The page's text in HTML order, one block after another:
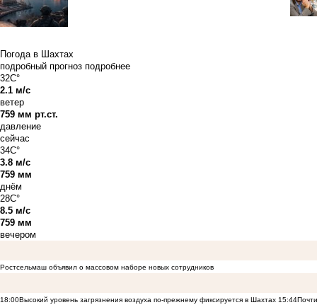
Погода в Шахтах
подробный прогноз подробнее
32C°
2.1 м/с
ветер
759 мм рт.ст.
давление
сейчас
34C°
3.8 м/с
759 мм
днём
28C°
8.5 м/с
759 мм
вечером
Ростсельмаш объявил о массовом наборе новых сотрудников
18:00Высокий уровень загрязнения воздуха по-прежнему фиксируется в Шахтах 15:44